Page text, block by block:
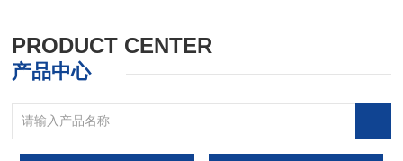
PRODUCT CENTER
产品中心